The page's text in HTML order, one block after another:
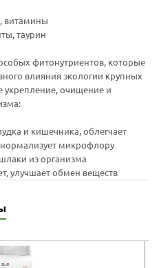
витамины
таурин
фитонутриентов, которые
влияния экологии крупных
укрепление, очищение и
и кишечника, облегчает
нормализует микрофлору
из организма
улучшает обмен веществ